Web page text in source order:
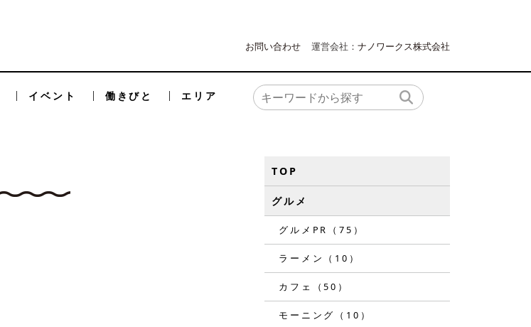
お問い合わせ 運営会社： ナノワークス株式会社
イベント 働きびと エリア
TOP
グルメ
グルメPR（75）
ラーメン（10）
カフェ（50）
モーニング（10）